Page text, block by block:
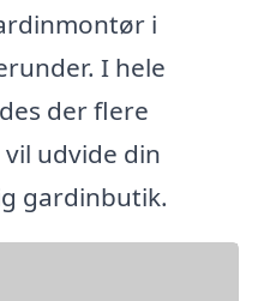
i
I hele
der flere
udvide din
gardinbutik.